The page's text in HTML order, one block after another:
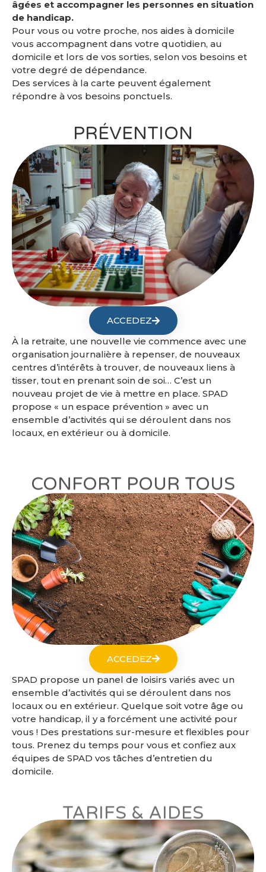
âgées et accompagner les personnes en situation
de handicap.
Pour vous ou votre proche, nos aides à domicile
vous accompagnent dans votre quotidien, au
domicile et lors de vos sorties, selon vos besoins et
votre degré de dépendance.
Des services à la carte peuvent également
répondre à vos besoins ponctuels.
PRÉVENTION
ACCEDEZ
À la retraite, une nouvelle vie commence avec une
organisation journalière à repenser, de nouveaux
centres d’intérêts à trouver, de nouveaux liens à
tisser, tout en prenant soin de soi… C’est un
nouveau projet de vie à mettre en place. SPAD
propose « un espace prévention » avec un
ensemble d’activités qui se déroulent dans nos
locaux, en extérieur ou à domicile.
CONFORT POUR TOUS
ACCEDEZ
SPAD propose un panel de loisirs variés avec un
ensemble d’activités qui se déroulent dans nos
locaux ou en extérieur. Quelque soit votre âge ou
votre handicap, il y a forcément une activité pour
vous ! Des prestations sur-mesure et flexibles pour
tous. Prenez du temps pour vous et confiez aux
équipes de SPAD vos tâches d’entretien du
domicile.
TARIFS & AIDES